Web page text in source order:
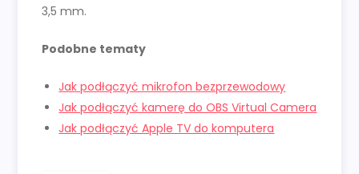
3,5 mm.
Podobne tematy
Jak podłączyć mikrofon bezprzewodowy
Jak podłączyć kamerę do OBS Virtual Camera
Jak podłączyć Apple TV do komputera